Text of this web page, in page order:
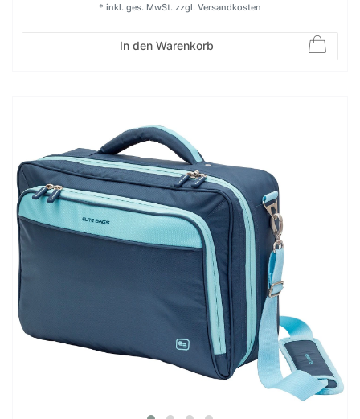
In den Warenkorb
* inkl. ges. MwSt. zzgl. Versandkosten